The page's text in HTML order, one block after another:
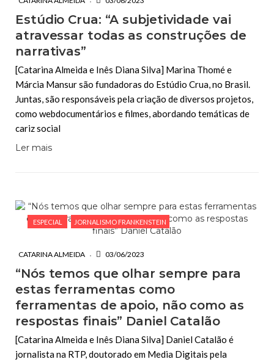
Estúdio Crua: “A subjetividade vai
atravessar todas as construções de
narrativas”
[Catarina Almeida e Inês Diana Silva] Marina Thomé e
Márcia Mansur são fundadoras do Estúdio Crua, no Brasil.
Juntas, são responsáveis pela criação de diversos projetos,
como webdocumentários e filmes, abordando temáticas de
cariz social
Ler mais
ESPECIAL JORNALISMO FRANKENSTEIN
CATARINA ALMEIDA 03/06/2023
“Nós temos que olhar sempre para
estas ferramentas como
ferramentas de apoio, não como as
respostas finais” Daniel Catalão
[Catarina Almeida e Inês Diana Silva] Daniel Catalão é
jornalista na RTP, doutorado em Media Digitais pela